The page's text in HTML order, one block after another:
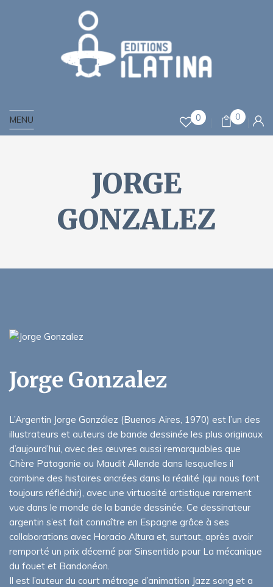
MENU 0 0
JORGE
GONZALEZ
Jorge Gonzalez
L’Argentin Jorge González (Buenos Aires, 1970) est l’un des
illustrateurs et auteurs de bande dessinée les plus originaux
d’aujourd’hui, avec des œuvres aussi remarquables que
Chère Patagonie ou Maudit Allende dans lesquelles il
combine des histoires ancrées dans la réalité (qui nous font
toujours réfléchir), avec une virtuosité artistique rarement
vue dans le monde de la bande dessinée. Ce dessinateur
argentin s’est fait connaître en Espagne grâce à ses
collaborations avec Horacio Altura et, surtout, après avoir
remporté un prix décerné par Sinsentido pour La mécanique
du fouet et Bandonéon.
Il est l’auteur du court métrage d’animation Jazz song et a